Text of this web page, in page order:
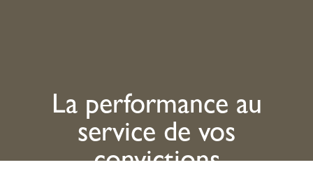
La performance au
service de vos
convictions